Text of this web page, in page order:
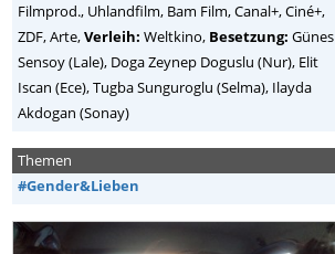
Filmprod., Uhlandfilm, Bam Film, Canal+, Ciné+,
ZDF, Arte,Verleih: Weltkino, Besetzung: Günes
Sensoy (Lale), Doga Zeynep Doguslu (Nur), Elit
Iscan (Ece), Tugba Sunguroglu (Selma), Ilayda
Akdogan (Sonay)
Themen
#Gender&Lieben